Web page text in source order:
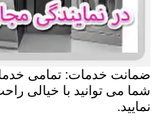
ضمانت خدمات: تمامی
شما می توانید با خیالی
نمایید.